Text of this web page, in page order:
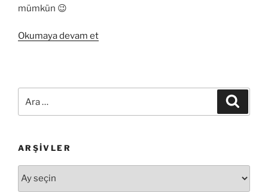
mümkün 😉
Okumaya devam et“Besleme(feed)
ARŞIVLER